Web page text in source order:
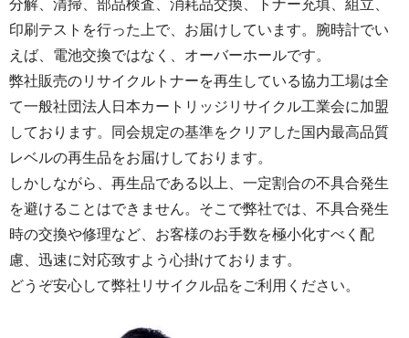
分解、清掃、部品検査、消耗品交換、トナー充填、組立、
印刷テストを行った上で、お届けしています。腕時計でい
えば、電池交換ではなく、オーバーホールです。
弊社販売のリサイクルトナーを再生している協力工場は全
て一般社団法人日本カートリッジリサイクル工業会に加盟
しております。同会規定の基準をクリアした国内最高品質
レベルの再生品をお届けしております。
しかしながら、再生品である以上、一定割合の不具合発生
を避けることはできません。そこで弊社では、不具合発生
時の交換や修理など、お客様のお手数を極小化すべく配
慮、迅速に対応致すよう心掛けております。
どうぞ安心して弊社リサイクル品をご利用ください。